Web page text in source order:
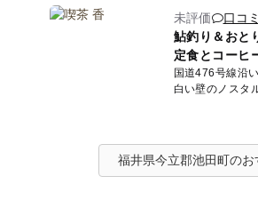
未評価
口コ
鮎釣り＆おと
定食とコーヒ
国道476号線沿
白い壁のノスタ
福井県今立郡池田町の